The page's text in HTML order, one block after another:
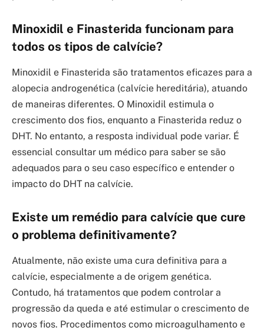
Minoxidil e Finasterida funcionam para
todos os tipos de calvície?
Minoxidil e Finasterida são tratamentos eficazes para a
alopecia androgenética (calvície hereditária), atuando
de maneiras diferentes. O Minoxidil estimula o
crescimento dos fios, enquanto a Finasterida reduz o
DHT. No entanto, a resposta individual pode variar. É
essencial consultar um médico para saber se são
adequados para o seu caso específico e entender o
impacto do DHT na calvície.
Existe um remédio para calvície que cure
o problema definitivamente?
Atualmente, não existe uma cura definitiva para a
calvície, especialmente a de origem genética.
Contudo, há tratamentos que podem controlar a
progressão da queda e até estimular o crescimento de
novos fios. Procedimentos como microagulhamento e